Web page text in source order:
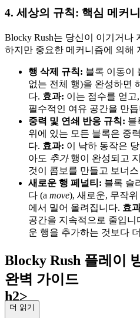
4. 세상의 규칙: 핵심 메커
Blocky Rush는 당신이 이기거나
하지만 중요한 메커니즘에 의해
행 삭제 규칙: 블록 이동이
없는 전체 행)을 완성하면
다. 효과: 이는 점수를 얻고
필수적인 여유 공간을 만
중력 및 연쇄 반응 규칙: 블
위에 있는 모든 블록은 중
다. 효과: 이 낙하 동작은
아도 추가행이 완성되고
것이 콤보를 만들고 보너
새로운 행 페널티: 블록 슬
다 (a move), 새로운, 무작
에서 밀어 올려집니다. 효
공간을 지속적으로 줄입
운 행을 추가하는 것보다
Blocky Rush 플레이
완벽 가이드
h2>
더 읽기